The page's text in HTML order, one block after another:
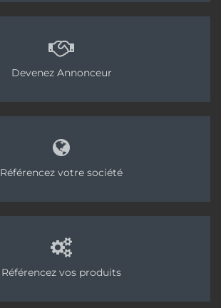
Devenez Annonceur
Référencez votre société
Référencez vos produits